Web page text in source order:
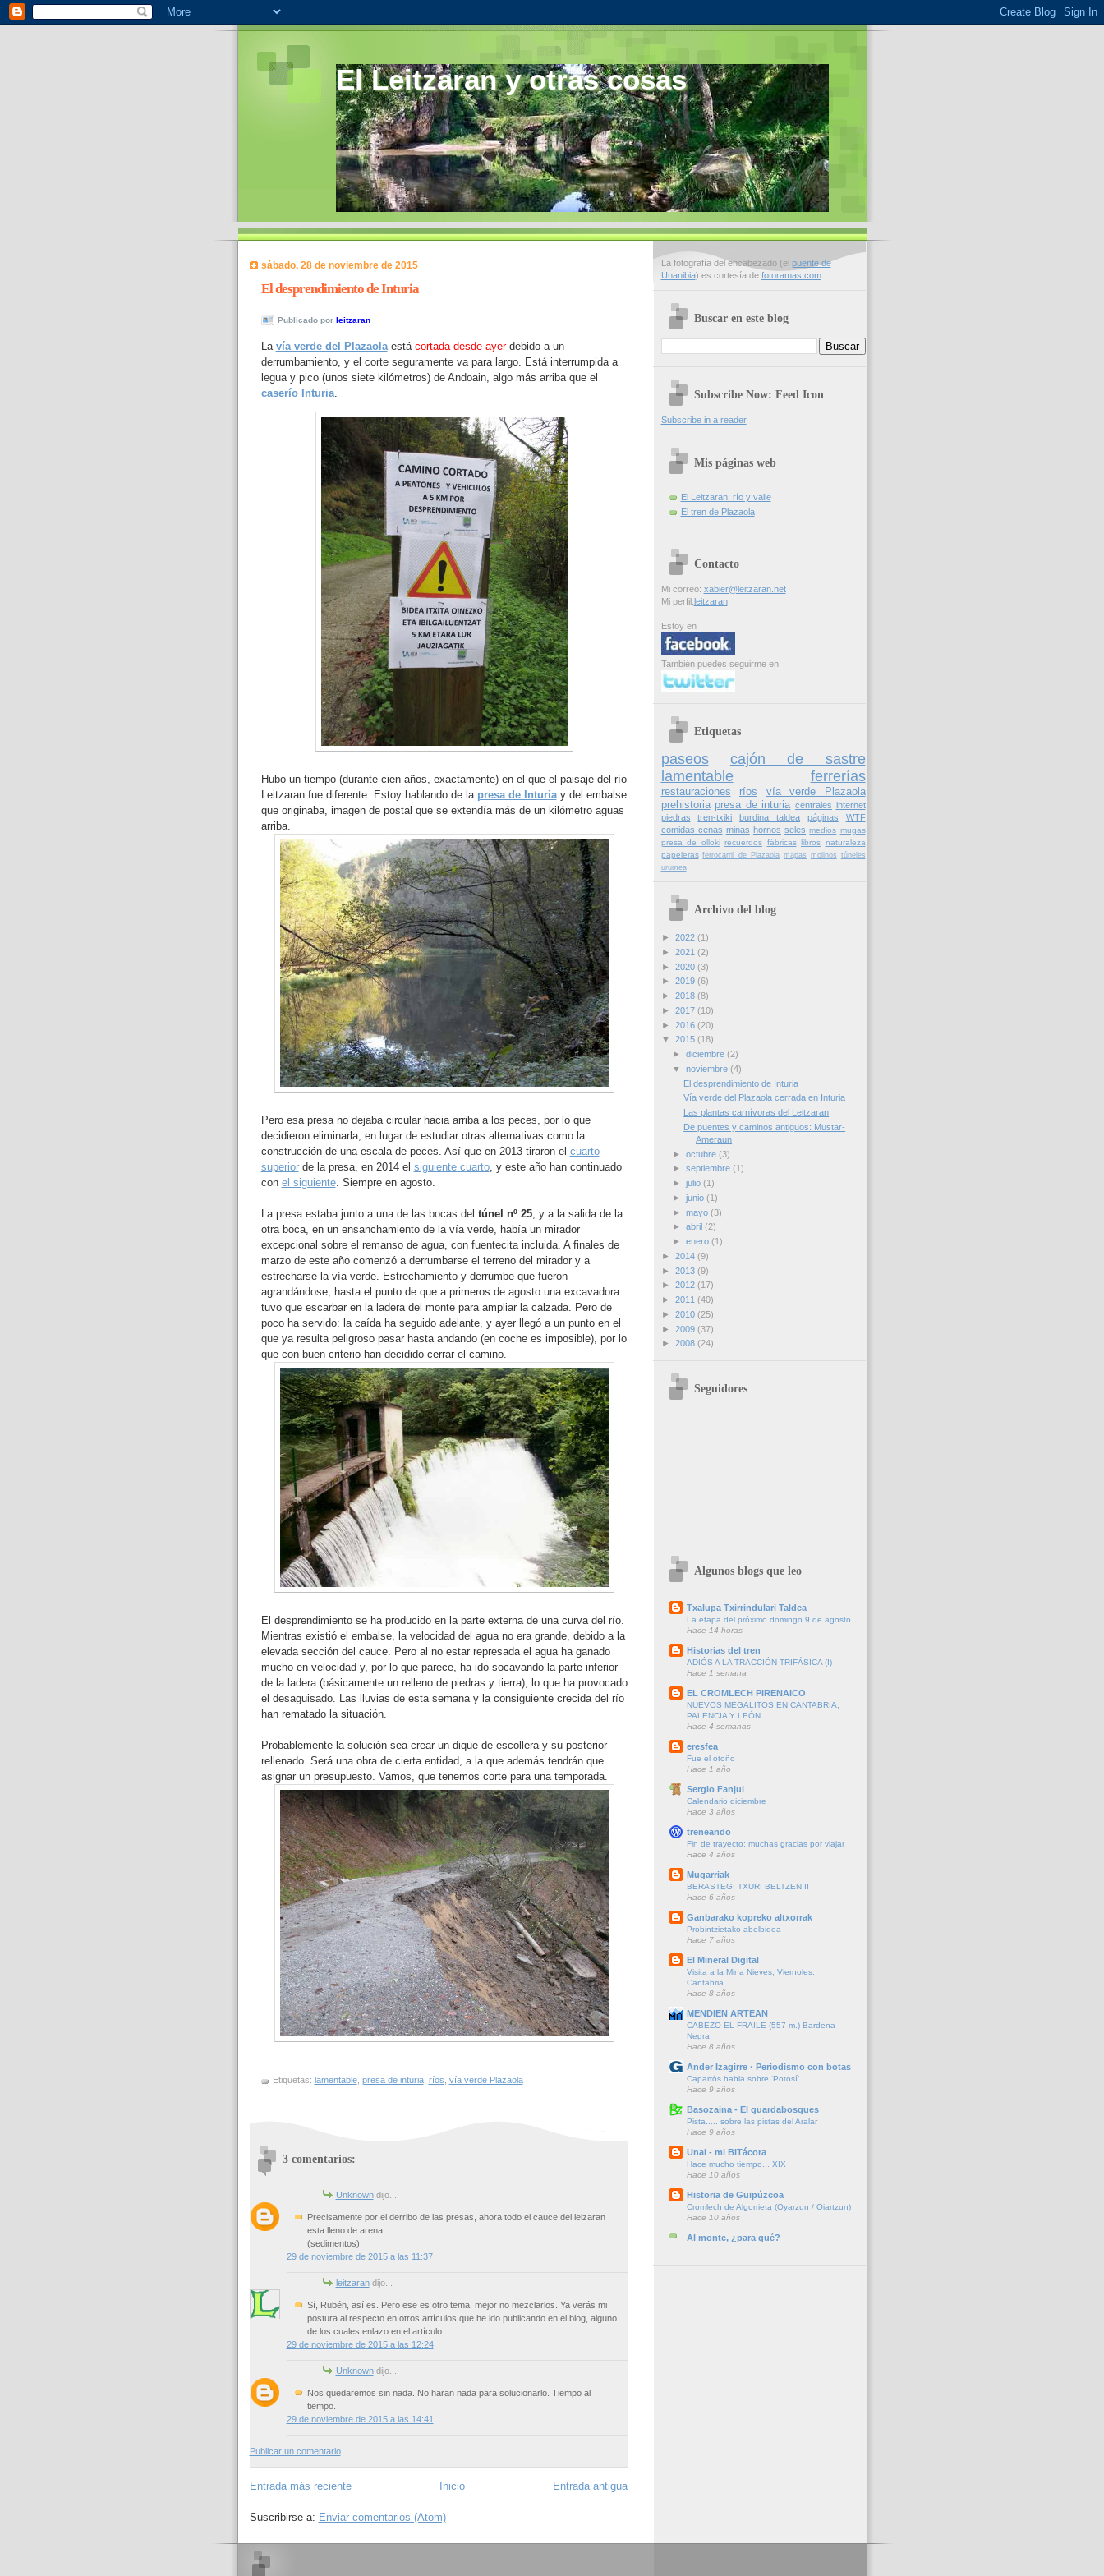
El Leitzaran y otras cosas
sábado, 28 de noviembre de 2015
El desprendimiento de Inturia
Publicado por leitzaran
La vía verde del Plazaolaestá cortada desde ayerdebido a un
derrumbamiento, y el corte seguramente va para largo. Está interrumpida a
legua y pico (unos siete kilómetros) de Andoain, algo más arriba que el
caserío Inturia.
Hubo un tiempo (durante cien años, exactamente) en el que el paisaje del río
Leitzaran fue diferente. Estoy hablando de la presa de Inturiay del embalse
que originaba, imagen de postal que se extendía más de un kilómetro aguas
arriba.
Pero esa presa no dejaba circular hacia arriba a los peces, por lo que
decidieron eliminarla, en lugar de estudiar otras alternativas como la
construcción de una escala de peces. Así que en 2013 tiraron el cuarto
superiorde la presa, en 2014 el siguiente cuarto, y este año han continuado
con el siguiente. Siempre en agosto.
La presa estaba junto a una de las bocas del túnel nº 25, y a la salida de la
otra boca, en un ensanchamiento de la vía verde, había un mirador
excepcional sobre el remanso de agua, con fuentecita incluida. A finales de
marzo de este año comenzó a derrumbarse el terreno del mirador y a
estrecharse la vía verde. Estrechamiento y derrumbe que fueron
agrandándose, hasta el punto de que a primeros de agosto una excavadora
tuvo que escarbar en la ladera del monte para ampliar la calzada. Pero de
poco ha servido: la caída ha seguido adelante, y ayer llegó a un punto en el
que ya resulta peligroso pasar hasta andando (en coche es imposible), por lo
que con buen criterio han decidido cerrar el camino.
El desprendimiento se ha producido en la parte externa de una curva del río.
Mientras existió el embalse, la velocidad del agua no era grande, debido a la
elevada sección del cauce. Pero al no estar represada el agua ha ganado
mucho en velocidad y, por lo que parece, ha ido socavando la parte inferior
de la ladera (básicamente un relleno de piedras y tierra), lo que ha provocado
el desaguisado. Las lluvias de esta semana y la consiguiente crecida del río
han rematado la situación.
Probablemente la solución sea crear un dique de escollera y su posterior
rellenado. Será una obra de cierta entidad, a la que además tendrán que
asignar un presupuesto. Vamos, que tenemos corte para una temporada.
Etiquetas: lamentable, presa de inturia, ríos vía verde Plazaola
3 comentarios:
Unknowndijo...
Precisamente por el derribo de las presas, ahora todo el cauce del leizaran
esta lleno de arena
(sedimentos)
29 de noviembre de 2015 a las 11:37
leitzarandijo...
Sí, Rubén, así es. Pero ese es otro tema, mejor no mezclarlos. Ya verás mi
postura al respecto en otros artículos que he ido publicando en el blog, alguno
de los cuales enlazo en el artículo.
29 de noviembre de 2015 a las 12:24
Unknowndijo...
Nos quedaremos sin nada. No haran nada para solucionarlo. Tiempo al
tiempo.
29 de noviembre de 2015 a las 14:41
Publicar un comentario
Entrada más reciente Entrada antigua
Inicio
Suscribirse a: Enviar comentarios (Atom)
La fotografía del encabezado (el puente de
Unanibia) es cortesía de fotoramas.com
Buscar en este blog
Subscribe Now: Feed Icon
Subscribe in a reader
Mis páginas web
El Leitzaran: río y valle
El tren de Plazaola
Contacto
Mi correo: xabier@leitzaran.net
Mi perfil: leitzaran
Estoy en
También puedes seguirme en
Etiquetas
paseos
cajón de sastre
lamentable
ferrerías
restauraciones ríos
vía verde Plazaola
prehistoria presa de inturia centrales internet
piedras
tren-txiki burdina taldea páginas
WTF
comidas-cenas minas hornos seles medios mugas
presa de olloki recuerdos fábricas libros naturaleza
papeleras ferrocarril de Plazaola mapas molinos túneles
urumea
Archivo del blog
► 2022 (1)
► 2021 (2)
► 2020 (3)
► 2019 (6)
► 2018 (8)
► 2017 (10)
► 2016 (20)
▼ 2015 (18)
► diciembre (2)
▼ noviembre (4)
El desprendimiento de Inturia
Vía verde del Plazaola cerrada en Inturia
Las plantas carnívoras del Leitzaran
De puentes y caminos antiguos: Mustar-
Ameraun
► octubre (3)
► septiembre (1)
► julio (1)
► junio (1)
► mayo (3)
► abril (2)
► enero (1)
► 2014 (9)
► 2013 (9)
► 2012 (17)
► 2011 (40)
► 2010 (25)
► 2009 (37)
► 2008 (24)
Seguidores
Algunos blogs que leo
Txalupa Txirrindulari Taldea
La etapa del próximo domingo 9 de agosto
Hace 14 horas
Historias del tren
ADIÓS A LA TRACCIÓN TRIFÁSICA (I)
Hace 1 semana
EL CROMLECH PIRENAICO
NUEVOS MEGALITOS EN CANTABRIA,
PALENCIA Y LEÓN
Hace 4 semanas
eresfea
Fue el otoño
Hace 1 año
Sergio Fanjul
Calendario diciembre
Hace 3 años
treneando
Fin de trayecto; muchas gracias por viajar
Hace 4 años
Mugarriak
BERASTEGI TXURI BELTZEN II
Hace 6 años
Ganbarako kopreko altxorrak
Probintzietako abelbidea
Hace 7 años
El Mineral Digital
Visita a la Mina Nieves, Viernoles.
Cantabria
Hace 8 años
MENDIEN ARTEAN
CABEZO EL FRAILE (557 m.) Bardena
Negra
Hace 8 años
Ander Izagirre · Periodismo con botas
Caparrós habla sobre ‘Potosí’
Hace 9 años
Basozaina - El guardabosques
Pista..... sobre las pistas del Aralar
Hace 9 años
Unai - mi BITácora
Hace mucho tiempo... XIX
Hace 10 años
Historia de Guipúzcoa
Cromlech de Algorrieta (Oyarzun / Oiartzun)
Hace 10 años
Al monte, ¿para qué?